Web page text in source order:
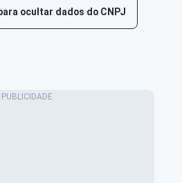
ocultar dados do CNPJ